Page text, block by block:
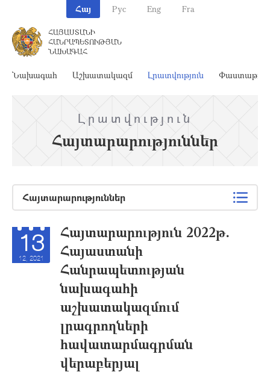
Հայ Рус Eng Fra
ՀԱՅԱՍՏԱՆԻ
ՀԱՆՐԱՊԵՏՈՒԹՅԱՆ
ՆԱԽԱԳԱՀ
Նախագահ Աշխատակազմ Լրատվություն
Լրատվություն
Հայտարարություններ
Հայտարարություններ
13
12, 2021
Հայտարարություն 2022թ.
Հայաստանի
Հանրապետության
նախագահի
աշխատակազմում
լրագրողների
հավատարմագրման
վերաբերյալ